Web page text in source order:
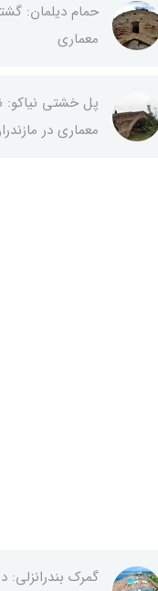
حمام دیلمان:
معماری
پل خشتی نیاکو:
معماری در
گمرک بندرانزلی: